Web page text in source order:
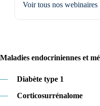
Voir tous nos webinaires
Maladies endocriniennes et
—
Diabète type 1
—
Corticosurrénalome